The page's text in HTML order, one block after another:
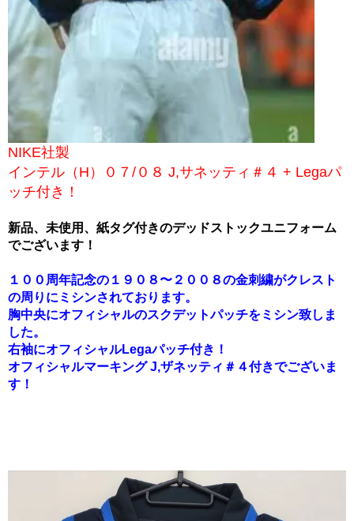
NIKE社製
インテル（H）０７/０８ J,サネッティ＃４ + Legaパ
ッチ付き！
新品、未使用、紙タグ付きのデッドストックユニフォーム
でございます！
１００周年記念の１９０８〜２００８の金刺繍がクレスト
の周りにミシンされております。
胸中央にオフィシャルのスクデットパッチをミシン致しま
した。
右袖にオフィシャルLegaパッチ付き！
オフィシャルマーキング J,ザネッティ＃４付きでございま
す！